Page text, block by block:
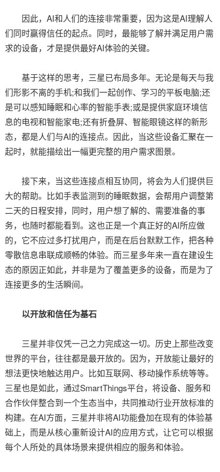
因此，AI和人们的连接非常重要，因为这是AI理解人
们同时赢得信任的起点。同时，最能够了解并满足用户需
求的设备，才是提供最好AI体验的关键。
基于这样的思考，三星已布局多年。无论是每天与我
们形影不离的手机;和我们一起创作、学习的平板电脑;还
是可以感知睡眠和心率的智能手表;或是提供家庭环境信
息的电视和智能家电;还有折叠屏、智能眼镜这样的新形
态，都是人们与AI的连接点。因此，当这些设备汇聚在一
起时，就能描绘出一幅更完整的用户需求图景。
接下来，当这些连接点相互协同，将会为人们提供巨
大的帮助。比如手表监测到的睡眠数据，会帮用户调整第
二天的日程安排，同时，用户想了解的、需要准备的事
务，也随时都能看到。这也正是一个真正好的AI所应做
的，它不应过多打扰用户，而是在后台默默工作，把各种
零散信息串联成顺畅的体验。而三星多年来一直在建设生
态的原因正如此，并非是为了覆盖更多的设备，而是为了
连接更多的生活瞬间。
以开放和信任为基石
三星并非仅凭一己之力完成这一切。历史上那些改变
世界的平台，往往都是最开放的。因为，开放能让最好的
想法更快地触达用户。比如互联网、移动操作系统等等。
三星也是如此，通过SmartThings平台，将设备、服务和
合作伙伴整合到一个生态当中，共同推动行业开放标准的
构建。在AI方面，三星并非将AI功能叠加在现有的体验基
础上，而是从核心重新设计AI的应用方式，让它可以根据
每个人所处的具体场景来提供相应的服务和体验。